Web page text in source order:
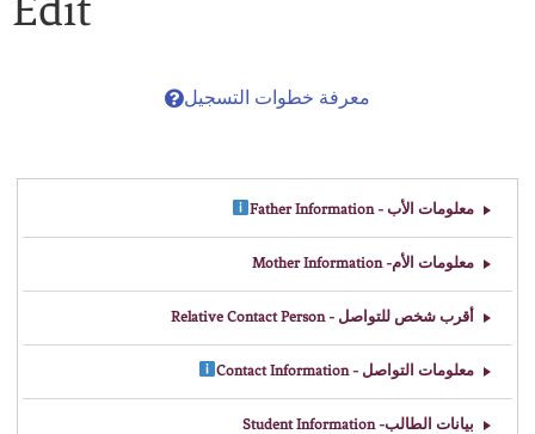
معرفة خطوات التسجيل
معلومات الأب - Father Information
معلومات الأم- Mother Information
أقرب شخص للتواصل - Relative Contact Person
معلومات التواصل - Contact Information
بيانات الطالب- Student Information